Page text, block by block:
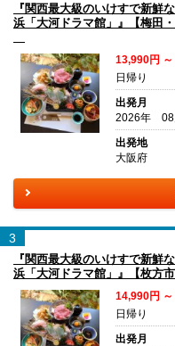
『関西最大級のいけすで新鮮
浜「大河ドラマ館
13,990円
日帰り
出発月
2026年 08
出発地
大阪府
3
『関西最大級のいけすで新鮮
浜「大河ドラマ館」』【枚方
14,990円
日帰り
出発月